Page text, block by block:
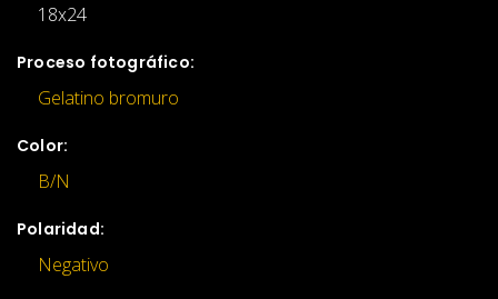
18x24
Proceso fotográfico:
Gelatino bromuro
Color:
B/N
Polaridad:
Negativo